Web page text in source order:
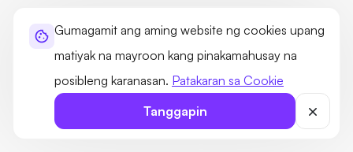
Gumagamit ang aming website ng cookies upang
matiyak na mayroon kang pinakamahusay na
posibleng karanasan. Patakaran sa Cookie
Tanggapin